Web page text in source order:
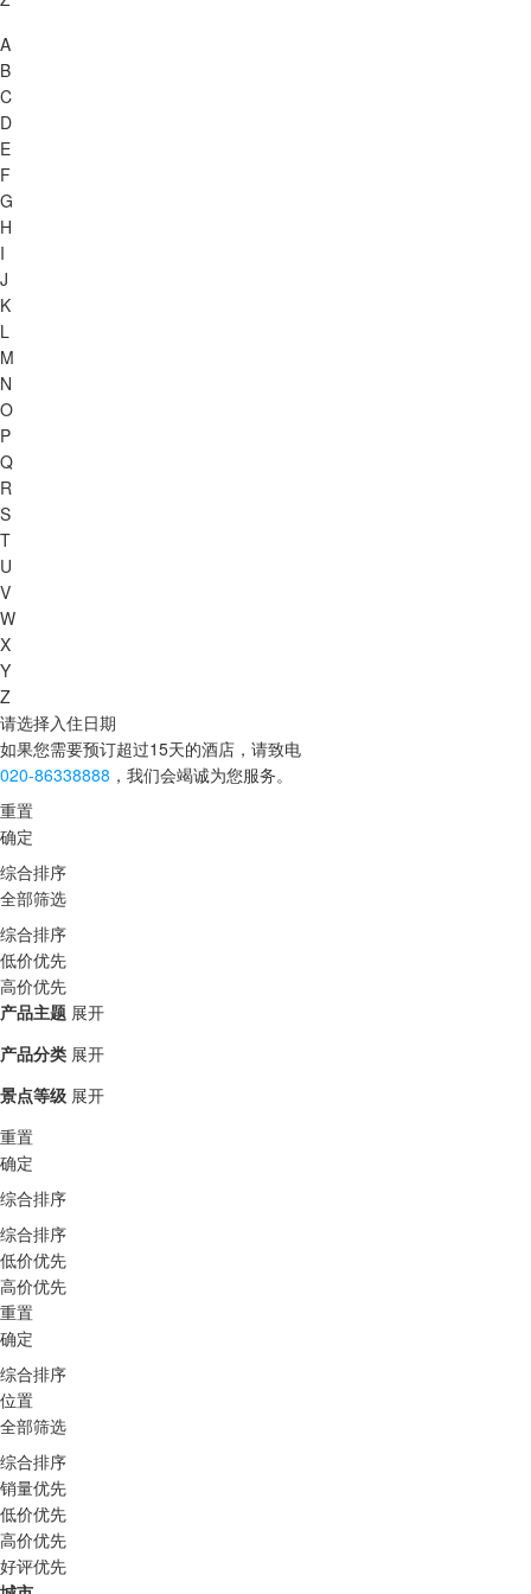
A
B
C
D
E
F
G
H
I
J
K
L
M
N
O
P
Q
R
S
T
U
V
W
X
Y
Z
请选择入住日期
如果您需要预订超过15天的酒店，请致电
020-86338888 ，我们会竭诚为您服务。
重置
确定
综合排序
全部筛选
综合排序
低价优先
高价优先
产品主题 展开
产品分类 展开
景点等级 展开
重置
确定
综合排序
综合排序
低价优先
高价优先
重置
确定
综合排序
位置
全部筛选
综合排序
销量优先
低价优先
高价优先
好评优先